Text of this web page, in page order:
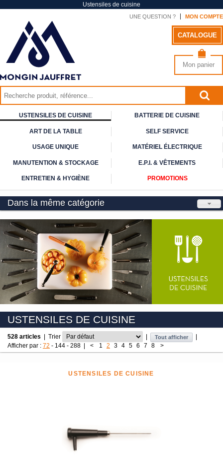
Ustensiles de cuisine
UNE QUESTION ? MON COMPTE
CATALOGUE
Mon panier
USTENSILES DE CUISINE BATTERIE DE CUISINE
ART DELA TABLE SELFSERVICE
USAGE UNIQUE MATÉRIEL ÉLECTRIQUE
MANUTENTION & STOCKAGE E.P.I. & VÊTEMENTS
ENTRETIEN & HYGIÈNE PROMOTIONS
Dans la même catégorie
USTENSILES DE CUISINE
528 articles Trier Tout afficher
Afficher par : 72 - 144 - 288 < 1 2 3 4 5 6 7 8 >
USTENSILES DE CUISINE